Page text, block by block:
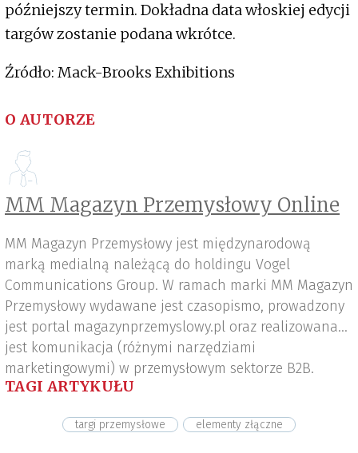
późniejszy termin. Dokładna data włoskiej edycji
targów zostanie podana wkrótce.
Źródło: Mack-Brooks Exhibitions
O AUTORZE
MM Magazyn Przemysłowy Online
MM Magazyn Przemysłowy jest międzynarodową
marką medialną należącą do holdingu Vogel
Communications Group. W ramach marki MM Magazyn
Przemysłowy wydawane jest czasopismo, prowadzony
jest portal magazynprzemyslowy.pl oraz realizowana
jest komunikacja (różnymi narzędziami
marketingowymi) w przemysłowym sektorze B2B.
TAGI ARTYKUŁU
targi przemysłowe elementy złączne